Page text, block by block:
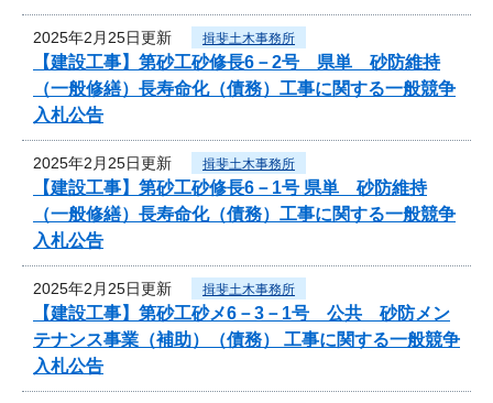
2025年2月25日更新 揖斐土木事務所
【建設工事】第砂工砂修長6－2号 県単 砂防維持
（一般修繕）長寿命化（債務）工事に関する一般競争
入札公告
2025年2月25日更新 揖斐土木事務所
【建設工事】第砂工砂修長6－1号 県単 砂防維持
（一般修繕）長寿命化（債務）工事に関する一般競争
入札公告
2025年2月25日更新 揖斐土木事務所
【建設工事】第砂工砂メ6－3－1号 公共 砂防メン
テナンス事業（補助）（債務） 工事に関する一般競争
入札公告